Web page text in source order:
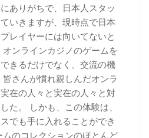
ありがちで、日本人スタッ
いきますが、現時点で日本
レイヤーには向いてないと
ンラインカジノのゲームを
きるだけでなく、交流の機
さんが慣れ親しんだオンラ
在の人々と実在の人々と対
た。 しかも、この体験は、
でも手に入れることができ
のコレクションのほとんど